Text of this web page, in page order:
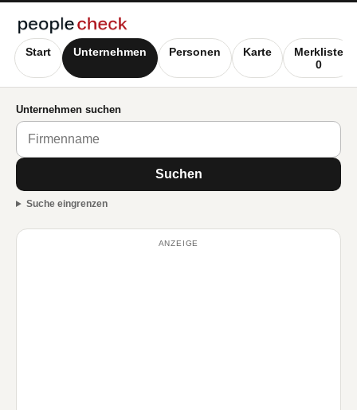
Start Unternehmen Personen Karte
Merkliste
0
Unternehmen suchen
Suchen
Suche eingrenzen
ANZEIGE